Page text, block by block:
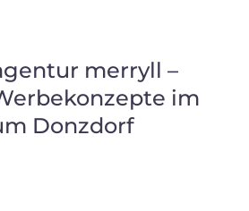
merryll –
im
Donzdorf